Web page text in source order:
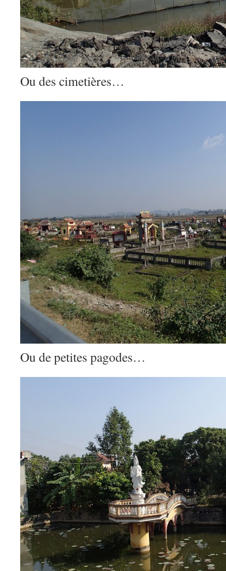
Ou des cimetières…
Ou de petites pagodes…